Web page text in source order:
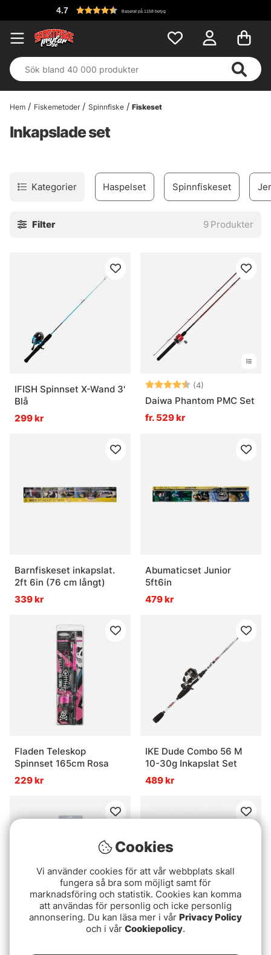
4.7 Baserat på 1158 betyg
Hem Fiskemetoder Spinnfiske Fiskeset
Inkapslade set
Kategorier Haspelset Spinnfiskeset
Filter 9 Produkter
IFISH Spinnset X-Wand 3'
Blå
299 kr
Betyg: (4)
Daiwa Phantom PMC Set
fr. 529 kr
Barnfiskeset inkapslat.
2ft 6in (76 cm långt)
339 kr
Abumaticset Junior
5ft6in
479 kr
Fladen Teleskop
Spinnset 165cm Rosa
229 kr
IKE Dude Combo 56 M
10-30g Inkapslat Set
489 kr
Abumaticset Vildmark 6
Abu Garcia Abumaticset
Cookies
Vi använder cookies för att vår webbplats skall
fungera så bra som möjligt samt för
marknadsföring och statistik. Cookies kan komma
att användas för personlig och icke personlig
annonsering. Du kan läsa mer i vår Privacy Policy
och i vår Cookiepolicy.